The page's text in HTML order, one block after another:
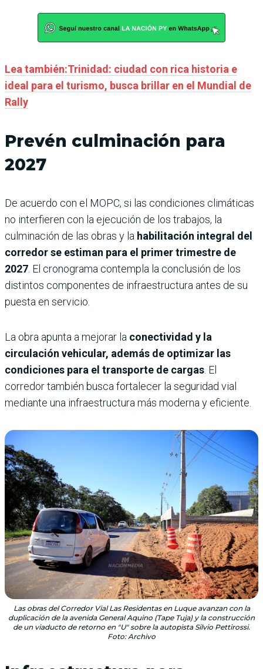
Lea también:Trinidad: ciudad con rica historia e
ideal para el turismo, busca brillar en el Mundial de
Rally
Prevén culminación para
2027
De acuerdo con el MOPC, si las condiciones climáticas
no interfieren con la ejecución de los trabajos, la
culminación de las obras y la habilitación integral del
corredor se estiman para el primer trimestre de
2027 . El cronograma contempla la conclusión de los
distintos componentes de infraestructura antes de su
puesta en servicio.
La obra apunta a mejorar la conectividad y la
circulación vehicular, además de optimizar las
condiciones para el transporte de cargas . El
corredor también busca fortalecer la seguridad vial
mediante una infraestructura más moderna y eficiente.
Las obras del Corredor Vial Las Residentas en Luque avanzan con la
duplicación de la avenida General Aquino (Tape Tuja) y la construcción
de un viaducto de retorno en "U" sobre la autopista Silvio Pettirossi.
Foto: Archivo